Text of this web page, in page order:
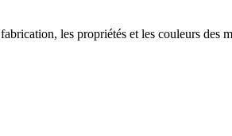
les propriétés et les couleurs des